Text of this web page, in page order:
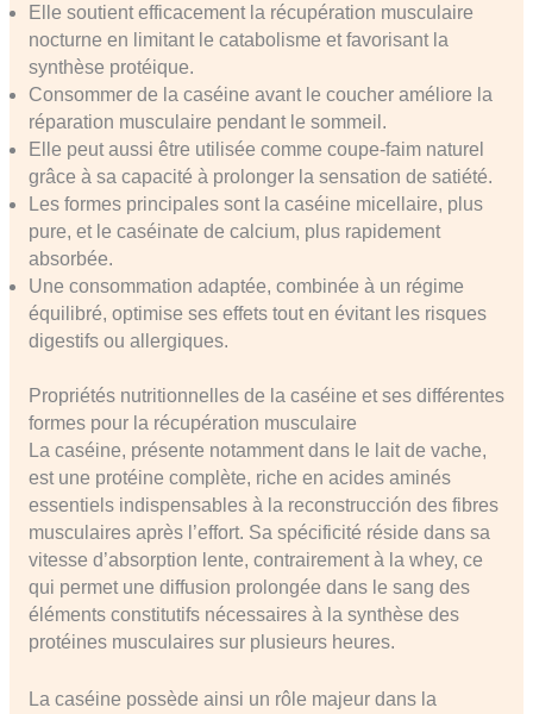
Elle soutient efficacement la récupération musculaire
nocturne en limitant le catabolisme et favorisant la
synthèse protéique.
Consommer de la caséine avant le coucher améliore la
réparation musculaire pendant le sommeil.
Elle peut aussi être utilisée comme coupe-faim naturel
grâce à sa capacité à prolonger la sensation de satiété.
Les formes principales sont la caséine micellaire, plus
pure, et le caséinate de calcium, plus rapidement
absorbée.
Une consommation adaptée, combinée à un régime
équilibré, optimise ses effets tout en évitant les risques
digestifs ou allergiques.
Propriétés nutritionnelles de la caséine et ses différentes
formes pour la récupération musculaire
La caséine, présente notamment dans le lait de vache,
est une protéine complète, riche en acides aminés
essentiels indispensables à la reconstrucción des fibres
musculaires après l’effort. Sa spécificité réside dans sa
vitesse d’absorption lente, contrairement à la whey, ce
qui permet une diffusion prolongée dans le sang des
éléments constitutifs nécessaires à la synthèse des
protéines musculaires sur plusieurs heures.
La caséine possède ainsi un rôle majeur dans la